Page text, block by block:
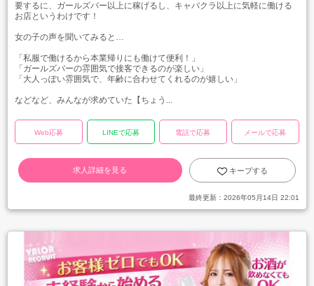
要するに、ガールズバー以上に稼げるし、キャバクラ以上に気軽に働ける
お店というわけです！
女の子の声を聞いてみると…
「私服で働けるから本業帰りにも働けて便利！」
「ガールズバーの雰囲気で接客できるのが楽しい」
「大人っぽい雰囲気で、年齢に合わせてくれるのが嬉しい」
などなど、みんなが求めていた【ちょう...
Web応募 LINEで応募 電話で応募 メールで応募
求人詳細を見る キープする
最終更新： 2026年05月14日 22:01